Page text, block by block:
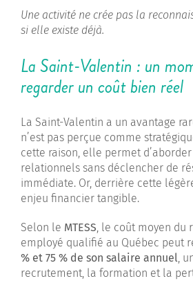
Une activité ne crée pas la
si elle existe déjà.
La Saint-Valentin : un
regarder un coût bien réel
La Saint-Valentin a un avantage
n’est pas perçue comme
cette raison, elle permet
relationnels sans déclencher de
immédiate. Or, derrière cette
enjeu financier tangible.
Selon le MTESS, le coût moyen du
employé qualifié au Québec peut
% et 75 % de son salaire annuel,
recrutement, la formation et la